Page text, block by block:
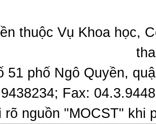
thuộc Vụ Khoa học,
51 phố Ngô Quyền,
Fax:
rõ nguồn "MOCST" khi